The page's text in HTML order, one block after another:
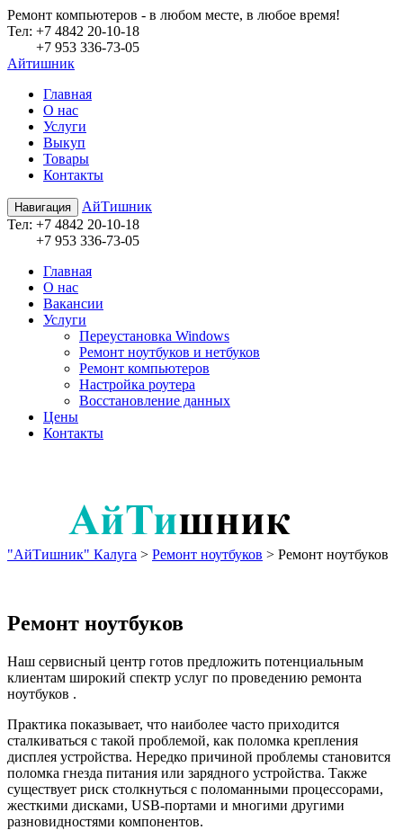
Ремонт компьютеров - в любом месте, в любое время!
Teл: +7 4842 20-10-18
+7 953 336-73-05
Айтишник
Главная
О нас
Услуги
Выкуп
Товары
Контакты
Навигация
АйТишник
Teл: +7 4842 20-10-18
+7 953 336-73-05
Главная
О нас
Вакансии
Услуги
Переустановка Windows
Ремонт ноутбуков и нетбуков
Ремонт компьютеров
Настройка роутера
Восстановление данных
Цены
Контакты
"АйТишник" Калуга > Ремонт ноутбуков > Ремонт ноутбуков
Ремонт ноутбуков
Наш сервисный центр готов предложить потенциальным
клиентам широкий спектр услуг по проведению ремонта
ноутбуков .
Практика показывает, что наиболее часто приходится
сталкиваться с такой проблемой, как поломка крепления
дисплея устройства. Нередко причиной проблемы становится
поломка гнезда питания или зарядного устройства. Также
существует риск столкнуться с поломанными процессорами,
жесткими дисками, USB-портами и многими другими
разновидностями компонентов.